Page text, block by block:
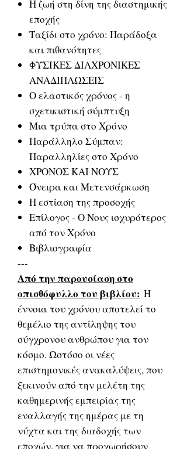
Η ζωή στη δίνη της διαστημικής
εποχής
Ταξίδι στο χρόνο: Παράδοξα
και πιθανότητες
ΦΥΣΙΚΕΣ ΔΙΑΧΡΟΝΙΚΕΣ
ΑΝΑΔΙΠΛΩΣΕΙΣ
Ο ελαστικός χρόνος - η
σχετικιστική σύμπτυξη
Μια τρύπα στο Χρόνο
Παράλληλο Σύμπαν:
Παραλληλίες στο Χρόνο
ΧΡΟΝΟΣ ΚΑΙ ΝΟΥΣ
Όνειρα και Μετενσάρκωση
Η εστίαση της προσοχής
Επίλογος - Ο Νους ισχυρότερος
από τον Χρόνο
Βιβλιογραφία
---
Από την παρουσίαση στο
οπισθόφυλλο του βιβλίου: Η
έννοια του χρόνου αποτελεί το
θεμέλιο της αντίληψης του
σύγχρονου ανθρώπου για τον
κόσμο. Ωστόσο οι νέες
επιστημονικές ανακαλύψεις, που
ξεκινούν από την μελέτη της
καθημερινής εμπειρίας της
εναλλαγής της ημέρας με τη
νύχτα και της διαδοχής των
εποχών, για να προχωρήσουν